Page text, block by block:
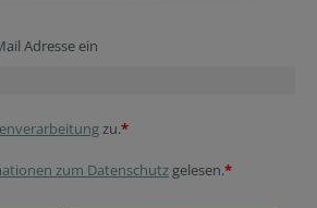
Adresse ein
zu.*
zum Datenschutz gelesen.*